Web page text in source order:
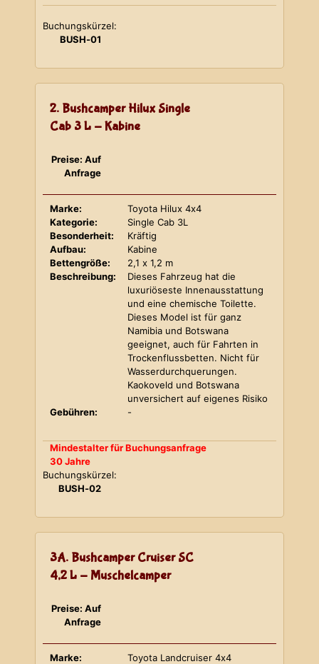
Buchungskürzel:
BUSH-01
2. Bushcamper Hilux Single
Cab 3 L - Kabine
Preise: Auf
Anfrage
Marke:
Toyota Hilux 4x4
Kategorie:
Single Cab 3L
Besonderheit:
Kräftig
Aufbau:
Kabine
Bettengröße:
2,1 x 1,2 m
Beschreibung:
Dieses Fahrzeug hat die
luxuriöseste Innenausstattung
und eine chemische Toilette.
Dieses Model ist für ganz
Namibia und Botswana
geeignet, auch für Fahrten in
Trockenflussbetten. Nicht für
Wasserdurchquerungen.
Kaokoveld und Botswana
unversichert auf eigenes Risiko
Gebühren:
-
Mindestalter für Buchungsanfrage
30 Jahre
Buchungskürzel:
BUSH-02
3A. Bushcamper Cruiser SC
4,2 L - Muschelcamper
Preise: Auf
Anfrage
Marke:
Toyota Landcruiser 4x4